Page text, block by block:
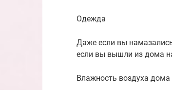
Одежда
Даже если вы
если вы вышли из дома
Влажность воздуха дома